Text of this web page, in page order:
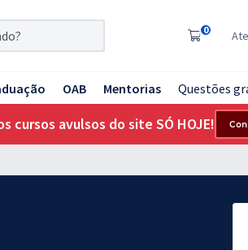
0
OAB Mentorias Questões
cursos avulsos do site SÓ HOJE!